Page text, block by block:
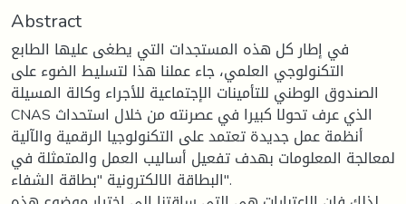
Abstract
في إطار كل هذه المستجدات التي يطغى عليها الطابع
التكنولوجي العلمي، جاء عملنا هذا لتسليط الضوء على
الصندوق الوطني للتأمينات الإجتماعية للأجراء وكالة المسيلة
CNAS الذي عرف تحولا كبيرا في عصرنته من خلال استحداث
أنظمة عمل جديدة تعتمد على التكنولوجيا الرقمية والآلية
لمعالجة المعلومات بهدف تفعيل أساليب العمل والمتمثلة في
البطاقة الالكترونية "بطاقة الشفاء".